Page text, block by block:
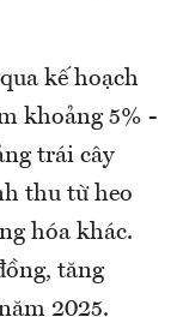
kế hoạch
khoảng 5% -
trái cây
thu từ heo
hóa khác.
tăng
2025.